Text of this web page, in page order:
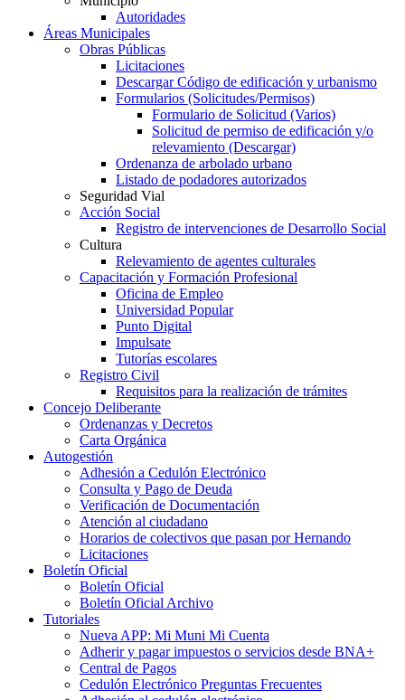
Autoridades
Áreas Municipales
Obras Públicas
Licitaciones
Descargar Código de edificación y urbanismo
Formularios (Solicitudes/Permisos)
Formulario de Solicitud (Varios)
Solicitud de permiso de edificación y/o
relevamiento (Descargar)
Ordenanza de arbolado urbano
Listado de podadores autorizados
Seguridad Vial
Acción Social
Registro de intervenciones de Desarrollo Social
Cultura
Relevamiento de agentes culturales
Capacitación y Formación Profesional
Oficina de Empleo
Universidad Popular
Punto Digital
Impulsate
Tutorías escolares
Registro Civil
Requisitos para la realización de trámites
Concejo Deliberante
Ordenanzas y Decretos
Carta Orgánica
Autogestión
Adhesión a Cedulón Electrónico
Consulta y Pago de Deuda
Verificación de Documentación
Atención al ciudadano
Horarios de colectivos que pasan por Hernando
Licitaciones
Boletín Oficial
Boletín Oficial
Boletín Oficial Archivo
Tutoriales
Nueva APP: Mi Muni Mi Cuenta
Adherir y pagar impuestos o servicios desde BNA+
Central de Pagos
Cedulón Electrónico Preguntas Frecuentes